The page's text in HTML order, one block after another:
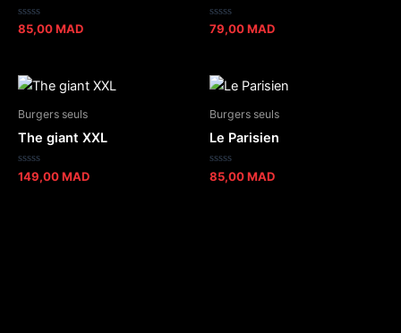
Note
0
85,00MAD
Note
79,00MAD
Burgers seuls
The giant XXL
Note
149,00MAD
Burgers seuls
Le Parisien
Note
0
85,00MAD